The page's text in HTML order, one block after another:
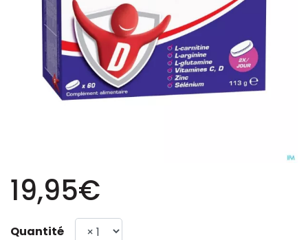
19,95€
Quantité